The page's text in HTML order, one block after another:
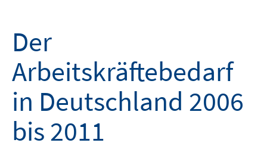
Der
Arbeitskräftebedarf
in Deutschland 2006
bis 2011